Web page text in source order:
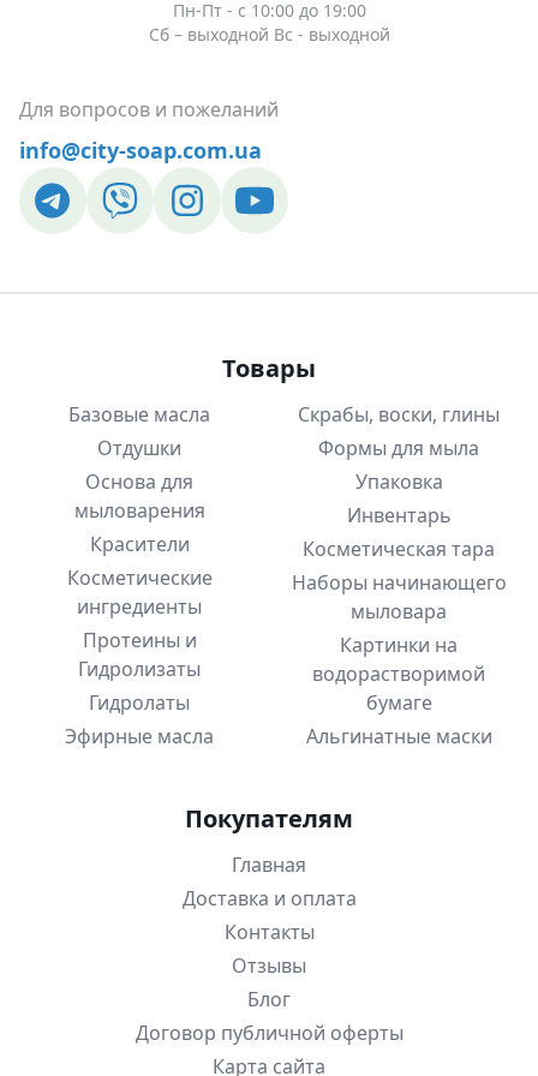
Пн-Пт - c 10:00 до 19:00
Сб – выходной Вс - выходной
Для вопросов и пожеланий
info@city-soap.com.ua
Товары
Базовые масла
Отдушки
Основа для
мыловарения
Красители
Косметические
ингредиенты
Протеины и
Гидролизаты
Гидролаты
Эфирные масла
Скрабы, воски, глины
Формы для мыла
Упаковка
Инвентарь
Косметическая тара
Наборы начинающего
мыловара
Картинки на
водорастворимой
бумаге
Альгинатные маски
Покупателям
Главная
Доставка и оплата
Контакты
Отзывы
Блог
Договор публичной оферты
Карта сайта